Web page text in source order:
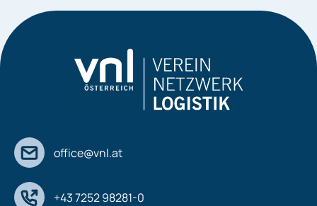
office@vnl.at
+43 7252 98281-0